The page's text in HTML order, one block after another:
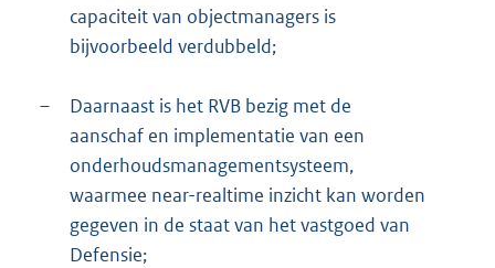
capaciteit van objectmanagers is
bijvoorbeeld verdubbeld;
–
Daarnaast is het RVB bezig met de
aanschaf en implementatie van een
onderhoudsmanagementsysteem,
waarmee near-realtime inzicht kan worden
gegeven in de staat van het vastgoed van
Defensie;